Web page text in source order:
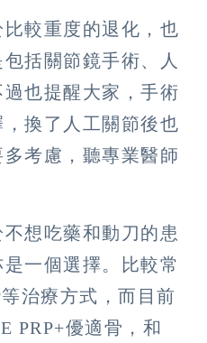
較重度的退化，也
括關節鏡手術、人
也提醒大家，手術
換了人工關節後也
考慮，聽專業醫師
想吃藥和動刀的患
一個選擇。比較常
治療方式，而目前
PRP+優適骨，和